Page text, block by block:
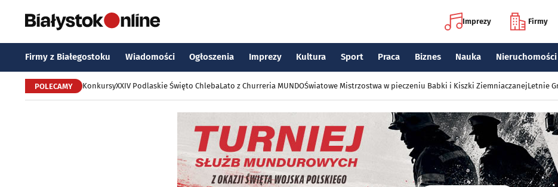
Imprezy Firmy
Firmy z Białegostoku Wiadomości Ogłoszenia Imprezy Kultura Sport Praca Biznes Nauka Nieruchomości
POLECAMY KonkursyXXIV Podlaskie Święto ChlebaLato z Churreria MUNDOŚwiatowe Mistrzostwa w pieczeniu Babki i Kiszki ZiemniaczanejLetnie